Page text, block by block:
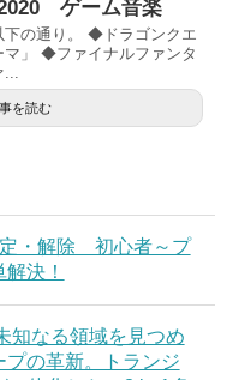
ゲーム音楽
下の通り。 ◆ドラゴンクエ
マ」 ◆ファイナルファンタ
を読む
・解除 初心者～プ
決！
知なる領域を見つめ
プの革新。トランジ